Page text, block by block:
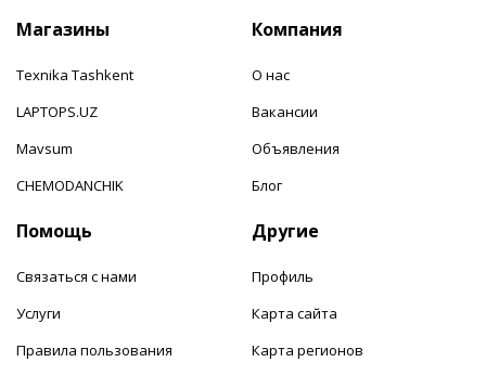
Магазины
Texnika Tashkent
LAPTOPS.UZ
Mavsum
CHEMODANCHIK
Компания
О нас
Вакансии
Объявления
Блог
Помощь
Связаться с нами
Услуги
Правила пользования
Другие
Профиль
Карта сайта
Карта регионов